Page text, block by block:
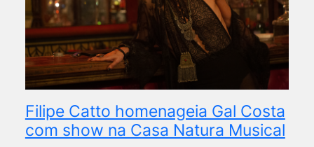
Filipe Catto homenageia Gal Costa
com show na Casa Natura Musical